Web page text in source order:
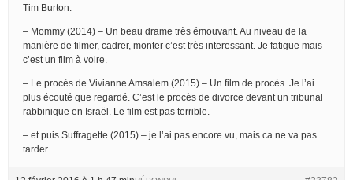
Tim Burton.
– Mommy (2014) – Un beau drame très émouvant. Au niveau de la
manière de filmer, cadrer, monter c’est très interessant. Je fatigue mais
c’est un film à voire.
– Le procès de Vivianne Amsalem (2015) – Un film de procès. Je l’ai
plus écouté que regardé. C’est le procès de divorce devant un tribunal
rabbinique en Israël. Le film est pas terrible.
– et puis Suffragette (2015) – je l’ai pas encore vu, mais ca ne va pas
tarder.